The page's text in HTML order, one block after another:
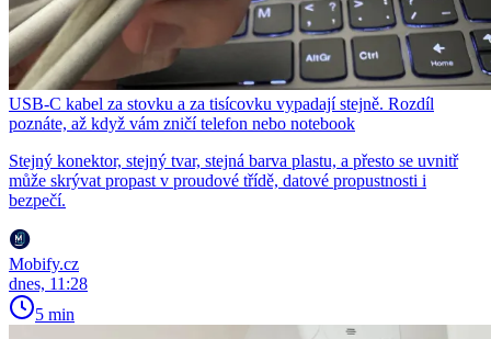
USB-C kabel za stovku a za tisícovku vypadají stejně. Rozdíl
poznáte, až když vám zničí telefon nebo notebook
Stejný konektor, stejný tvar, stejná barva plastu, a přesto se uvnitř
může skrývat propast v proudové třídě, datové propustnosti i
bezpečí.
Mobify.cz
dnes, 11:28
5 min